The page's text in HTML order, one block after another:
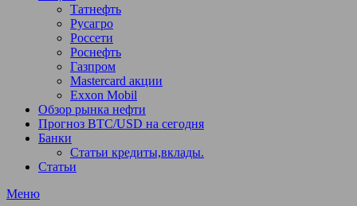
Татнефть
Русагро
Россети
Роснефть
Газпром
Mastercard акции
Exxon Mobil
Обзор рынка нефти
Прогноз BTC/USD на сегодня
Банки
Статьи кредиты,вклады.
Статьи
Меню